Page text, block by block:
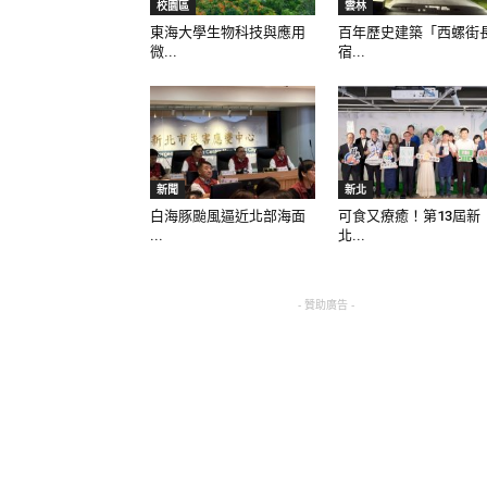
校園區
東海大學生物科技與應用
微...
雲林
百年歷史建築「西螺街
宿...
新聞
白海豚颱風逼近北部海面
...
新北
可食又療癒！第13屆新
北...
- 贊助廣告 -